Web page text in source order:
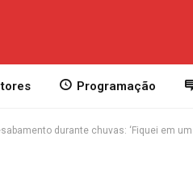
Programação
durante chuvas: ‘Fiquei em